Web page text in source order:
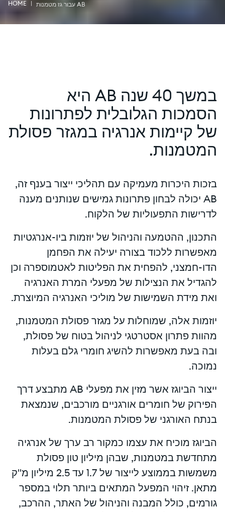
HOME AB עבור גז מטמנות
במשך 40 שנה AB היא
הסמכות הגלובלית לפתרונות
של קיימות אנרגיה במגזר פסולת
המטמנות.
בזכות היכרות מעמיקה עם תהליכי ייצור בענף זה,
AB יכולה לבחון פתרונות גמישים שנותנים מענה
לדרישות התפעוליות של הלקוח.
התכנון, ההטמעה והניהול של יוזמות ביו-אנרגטיות
מאפשרות ללכוד בצורה יעילה את הפחמן
הדו-חמצני, להפחית את הפליטות לאטמוספרה וכן
להגדיל את הנצילות של מפעלי המרת האנרגיה
ואת מידת השמישות של מוליכי האנרגיה המיוצרת.
יוזמות אלה, שמוחלות על מגזר פסולת המטמנות,
מהוות פתרון אסטרטגי לניהול בטוח של פסולת,
ובה בעת מאפשרות להשיג חומרי גלם בעלות
נמוכה.
ייצור הביוגז אשר מזין את מפעלי AB מתבצע דרך
הפירוק של חומרים אורגניים מורכבים, שנמצאת
בנתח האורגני של פסולת המטמנות.
הביוגז מוכיח את עצמו כמקור רב ערך של אנרגיה
מתחדשת במטמנות, שבהן מיליון טון פסולת
משמשות בממוצע לייצור של 1.7 עד 2.5 מיליון מ"ק
מתאן. זיהוי המפעל המתאים ביותר תלוי במספר
גורמים, כולל המבנה והניהול של האתר, ההרכב,